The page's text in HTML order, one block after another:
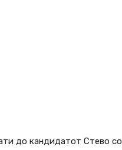
до кандидатот Стево со